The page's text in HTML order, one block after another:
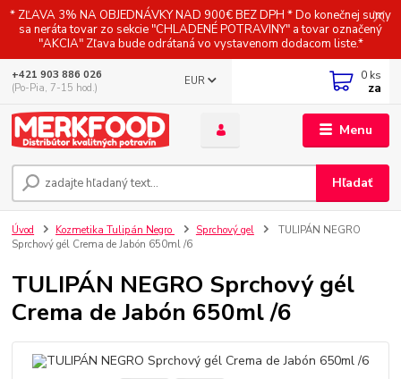
* ZĽAVA 3% NA OBJEDNÁVKY NAD 900€ BEZ DPH * Do konečnej sumy
sa neráta tovar zo sekcie "CHLADENÉ POTRAVINY" a tovar označený
"AKCIA" Zľava bude odrátaná vo vystavenom dodacom liste.*
Menu
EUR
Hľadať
+421 903 886 026
(Po-Pia, 7-15 hod.)
0 ks
za
Úvod Kozmetika Tulipán Negro Sprchový gel
TULIPÁN NEGRO
Sprchový gél Crema de Jabón 650ml /6
TULIPÁN NEGRO Sprchový gél
Crema de Jabón 650ml /6